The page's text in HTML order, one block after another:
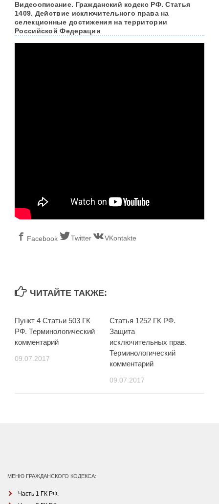
Видеоописание. Гражданский кодекс РФ. Статья
1409. Действие исключительного права на
селекционные достижения на территории
Российской Федерации
Facebook Twitter VKontakte
ЧИТАЙТЕ ТАКЖЕ:
Пункт 4 Статьи 503 ГК
РФ. Терминологический
комментарий
09.07.2017
Статья 1252 ГК РФ.
Защита
исключительных прав.
Терминологический
комментарий
09.07.2017
МЕНЮ ГРАЖДАНСКОГО КОДЕКСА:
Часть 1 ГК РФ.